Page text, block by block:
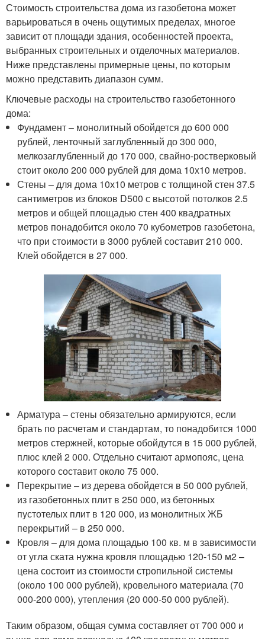
Стоимость строительства дома из газобетона может
варьироваться в очень ощутимых пределах, многое
зависит от площади здания, особенностей проекта,
выбранных строительных и отделочных материалов.
Ниже представлены примерные цены, по которым
можно представить диапазон сумм.
Ключевые расходы на строительство газобетонного
дома:
Фундамент – монолитный обойдется до 600 000
рублей, ленточный заглубленный до 300 000,
мелкозаглубленный до 170 000, свайно-ростверковый
стоит около 200 000 рублей для дома 10х10 метров.
Стены – для дома 10х10 метров с толщиной стен 37.5
сантиметров из блоков D500 с высотой потолков 2.5
метров и общей площадью стен 400 квадратных
метров понадобится около 70 кубометров газобетона,
что при стоимости в 3000 рублей составит 210 000.
Клей обойдется в 27 000.
Арматура – стены обязательно армируются, если
брать по расчетам и стандартам, то понадобится 1000
метров стержней, которые обойдутся в 15 000 рублей,
плюс клей 2 000. Отдельно считают армопояс, цена
которого составит около 75 000.
Перекрытие – из дерева обойдется в 50 000 рублей,
из газобетонных плит в 250 000, из бетонных
пустотелых плит в 120 000, из монолитных ЖБ
перекрытий – в 250 000.
Кровля – для дома площадью 100 кв. м в зависимости
от угла ската нужна кровля площадью 120-150 м2 –
цена состоит из стоимости стропильной системы
(около 100 000 рублей), кровельного материала (70
000-200 000), утепления (20 000-50 000 рублей).
Таким образом, общая сумма составляет от 700 000 и